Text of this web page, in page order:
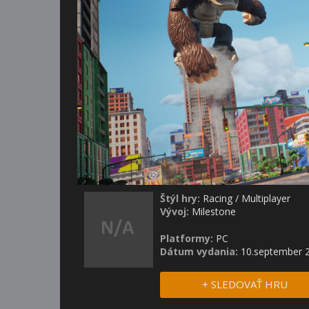
Štýl hry: Racing / Multiplayer
Vývoj: Milestone
Platformy: PC
Dátum vydania: 10.september
+ SLEDOVAŤ HRU